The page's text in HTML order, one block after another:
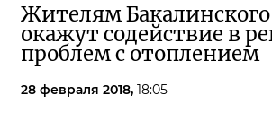
Жителям
окажут содействие в
проблем с отоплением
28 февраля 2018, 18:05